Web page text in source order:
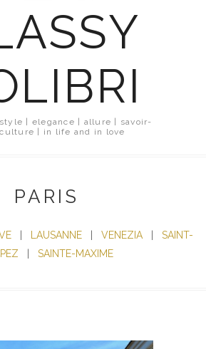
| elegance | allure | savoir-
| in life and in love
PARIS
| LAUSANNE| VENEZIA| SAINT-
SAINTE-MAXIME